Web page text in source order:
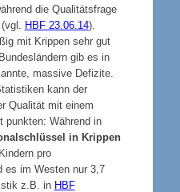
die Qualitätsfrage
HBF 23.06.14).
mit Krippen sehr gut
gib es in
massive Defizite.
kann der
Qualität mit einem
punkten: Während in
in Krippen
pro
es im Westen nur 3,7
z.B. in HBF